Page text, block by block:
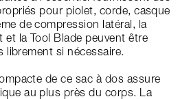
pour piolet, corde, casque
de compression latéral, la
et la Tool Blade peuvent être
librement si nécessaire.
de ce sac à dos assure
au plus près du corps. La